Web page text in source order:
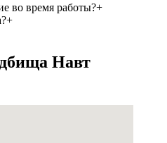
во время работы?+
+
Навт